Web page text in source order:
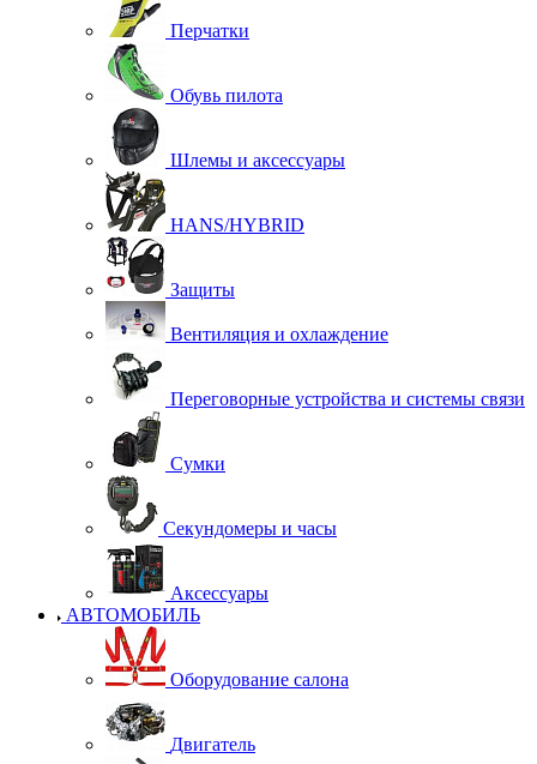
Перчатки
Обувь пилота
Шлемы и аксессуары
HANS/HYBRID
Защиты
Вентиляция и охлаждение
Переговорные устройства и системы связи
Сумки
Секундомеры и часы
Аксессуары
АВТОМОБИЛЬ
Оборудование салона
Двигатель